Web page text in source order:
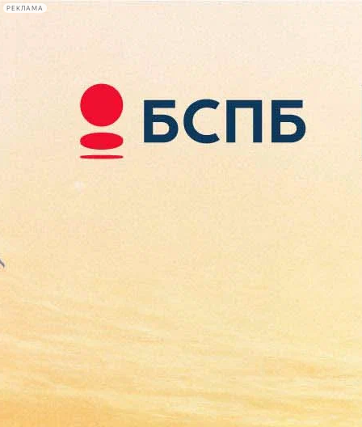
РЕКЛАМА
Сегодня:
2026.08.10
08:50
Афиша Plus
Андрей Князев не вернется в
группу «Король и Шут»